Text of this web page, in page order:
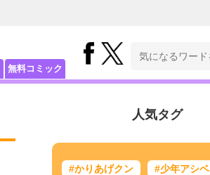
無料コミック
人気タグ
#かりあげクン #少年アシベ